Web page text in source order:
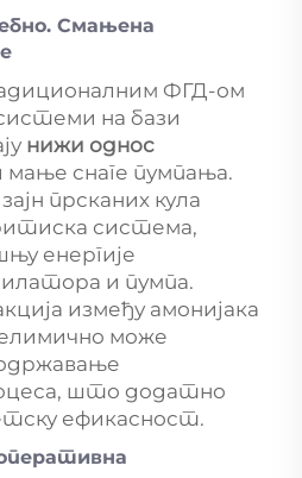
Смањена
ФГД-ом
на бази
нижи однос
мање снаге пумпања.
прсканих кула
система,
енергије
и пумпа.
између амонијака
може
што додатно
ефикасност.